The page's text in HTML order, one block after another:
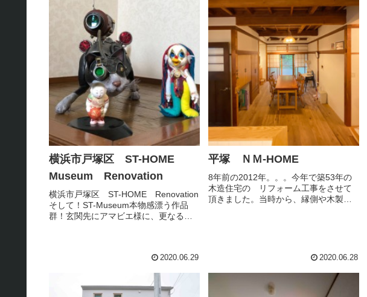
横浜市戸塚区 ST-HOME
Museum Renovation
横浜市戸塚区 ST-HOME Renovation
そして！ST-Museum本物感漂う作品
群！玄関先にアマビエ様に、更なる作
2020.06.29
平塚 ＮＭ-HOME
8年前の2012年。。。今年で築53年の
木造住宅の リフォーム工事をさせて
頂きました。当時から、縁側や木製
2020.06.28